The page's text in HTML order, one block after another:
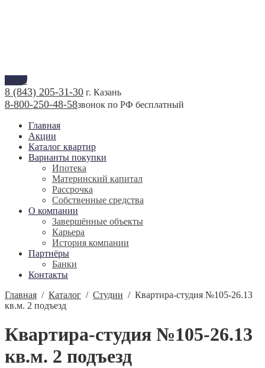
меню
8 (843) 205-31-30 г. Казань
8-800-250-48-58звонок по РФ бесплатный
Главная
Акции
Каталог квартир
Варианты покупки
Ипотека
Материнский капитал
Рассрочка
Собственные средства
О компании
Завершённые объекты
Карьера
История компании
Партнёры
Банки
Контакты
Главная / Каталог / Студии / Квартира-студия №105-26.13
кв.м. 2 подъезд
Квартира-студия №105-26.13
кв.м. 2 подъезд